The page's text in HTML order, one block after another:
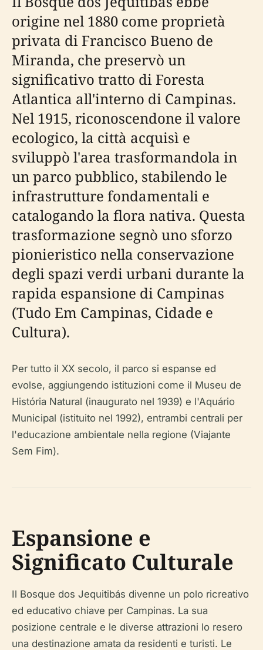
origine nel 1880 come proprietà
privata di Francisco Bueno de
Miranda, che preservò un
significativo tratto di Foresta
Atlantica all'interno di Campinas.
Nel 1915, riconoscendone il valore
ecologico, la città acquisì e
sviluppò l'area trasformandola in
un parco pubblico, stabilendo le
infrastrutture fondamentali e
catalogando la flora nativa. Questa
trasformazione segnò uno sforzo
pionieristico nella conservazione
degli spazi verdi urbani durante la
rapida espansione di Campinas
(Tudo Em Campinas, Cidade e
Cultura).
Per tutto il XX secolo, il parco si espanse ed
evolse, aggiungendo istituzioni come il Museu de
História Natural (inaugurato nel 1939) e l'Aquário
Municipal (istituito nel 1992), entrambi centrali per
l'educazione ambientale nella regione (Viajante
Sem Fim).
Espansione e
Significato Culturale
Il Bosque dos Jequitibás divenne un polo ricreativo
ed educativo chiave per Campinas. La sua
posizione centrale e le diverse attrazioni lo resero
una destinazione amata da residenti e turisti. Le